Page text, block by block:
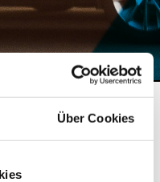
Über Cookies
AG, rewarded
Auto Show